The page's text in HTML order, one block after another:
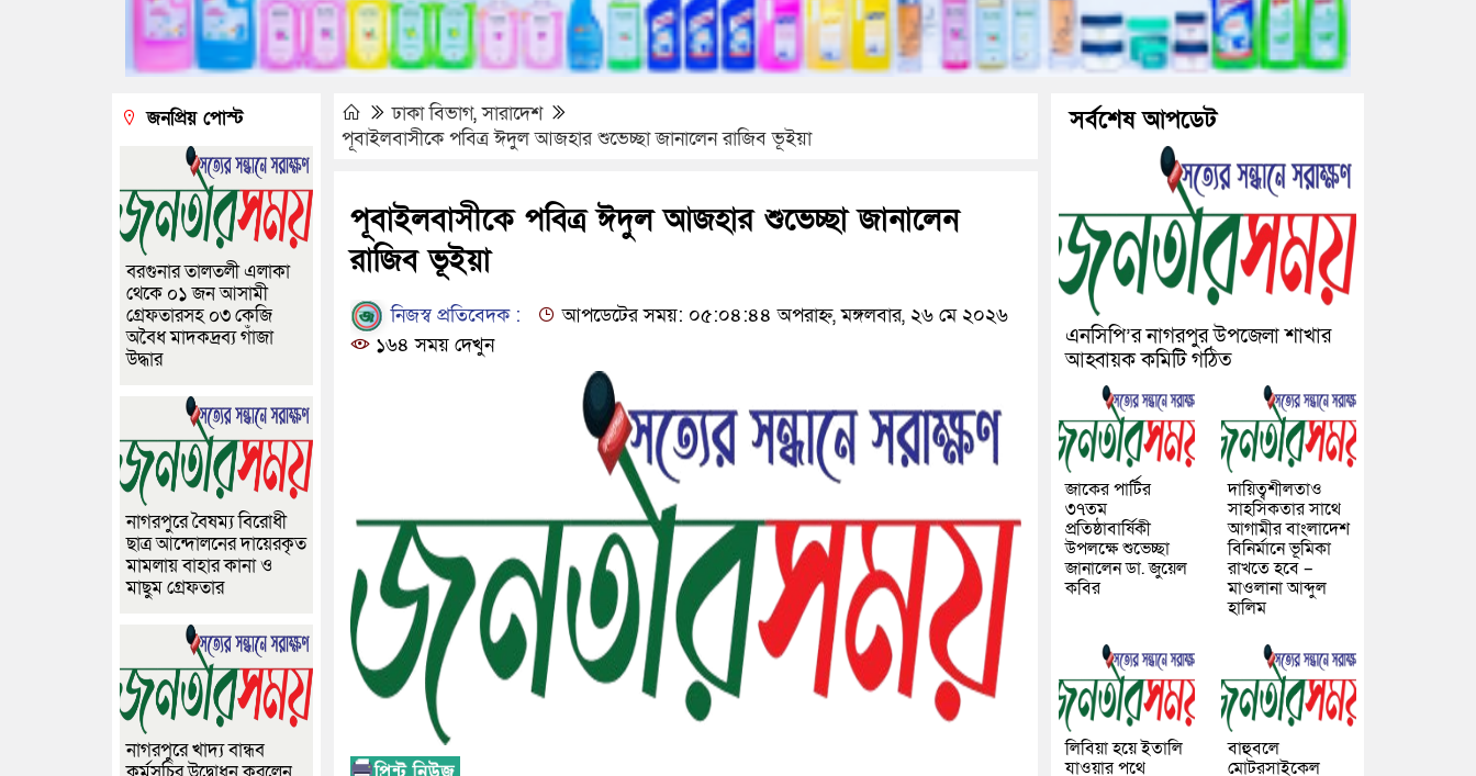
ঢাকা বিভাগ,সারাদেশ
পূবাইলবাসীকে পবিত্র ঈদুল আজহার শুভেচ্ছা জানালেন রাজিব ভূইয়া
পূবাইলবাসীকে পবিত্র ঈদুল আজহার শুভেচ্ছা জানালেন
রাজিব ভূইয়া
নিজস্ব প্রতিবেদক :
আপডেটের সময়: ০৫:০৪:৪৪ অপরাহ্ন, মঙ্গলবার, ২৬ মে ২০২৬
১৬৪ সময় দেখুন
জনপ্রিয় পোস্ট
বরগুনার তালতলী এলাকা
থেকে ০১ জন আসামী
গ্রেফতারসহ ০৩ কেজি
অবৈধ মাদকদ্রব্য গাঁজা
উদ্ধার
নাগরপুরে বৈষম্য বিরোধী
ছাত্র আন্দোলনের দায়েরকৃত
মামলায় বাহার কানা ও
মাছুম গ্রেফতার
নাগরপুরে খাদ্য বান্ধব
সর্বশেষ আপডেট
এনসিপি’র নাগরপুর উপজেলা শাখার
আহ্বায়ক কমিটি গঠিত
জাকের পার্টির
৩৭তম
প্রতিষ্ঠাবার্ষিকী
উপলক্ষে শুভেচ্ছা
জানালেন ডা. জুয়েল
কবির
দায়িত্বশীলতাও
সাহসিকতার সাথে
আগামীর বাংলাদেশ
বিনির্মানে ভূমিকা
রাখতে হবে –
মাওলানা আব্দুল
হালিম
লিবিয়া হয়ে ইতালি
যাওয়ার পথে
বাহুবলে
মোটরসাইকেল